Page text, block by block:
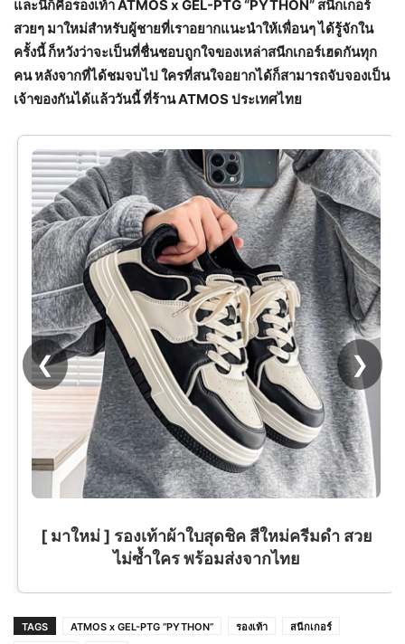
และนี่ก็คือรองเท้าATMOS x GEL-PTG “PYTHON” สนีกเกอร์
สวยๆ มาใหม่สำหรับผู้ชายที่เราอยากแนะนำให้เพื่อนๆ ได้รู้จักใน
ครั้งนี้ ก็หวังว่าจะเป็นที่ชื่นชอบถูกใจของเหล่าสนีกเกอร์เฮดกันทุก
คน หลังจากที่ได้ชมจบไป ใครที่สนใจอยากได้ก็สามารถจับจองเป็น
เจ้าของกันได้แล้ววันนี้ ที่ร้าน ATMOS ประเทศไทย
[ มาใหม่ ] รองเท้าผ้าใบสุดชิค สีใหม่ครีมดำ สวย
ไม่ซ้ำใคร พร้อมส่งจากไทย
❮ ❯
TAGS ATMOS x GEL-PTG “PYTHON” รองเท้า
สนีกเกอร์